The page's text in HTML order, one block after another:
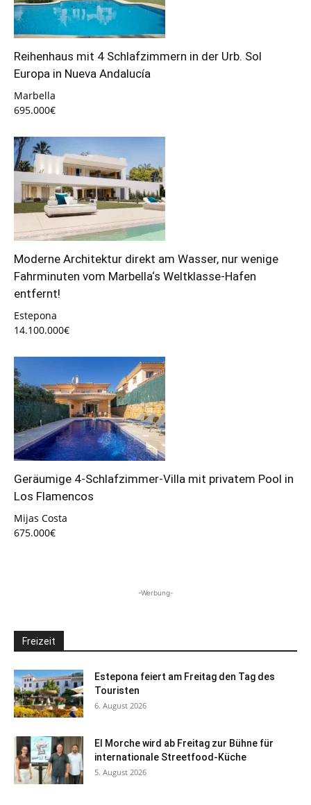
Reihenhaus mit 4 Schlafzimmern in der Urb. Sol
Europa in Nueva Andalucía
Marbella
695.000€
Moderne Architektur direkt am Wasser, nur wenige
Fahrminuten vom Marbella‘s Weltklasse-Hafen
entfernt!
Estepona
14.100.000€
Geräumige 4-Schlafzimmer-Villa mit privatem Pool in
Los Flamencos
Mijas Costa
675.000€
-Werbung-
Freizeit
Estepona feiert am Freitag den Tag des
Touristen
6. August 2026
El Morche wird ab Freitag zur Bühne für
internationale Streetfood-Küche
5. August 2026